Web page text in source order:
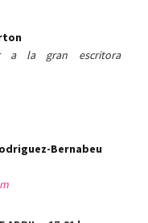
a la gran escritora
Bernabeu